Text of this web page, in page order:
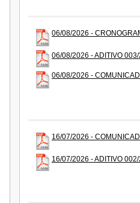
06/08/2026 -
06/08/2026 - ADITIVO
06/08/2026 -
16/07/2026 -
16/07/2026 - ADITIVO